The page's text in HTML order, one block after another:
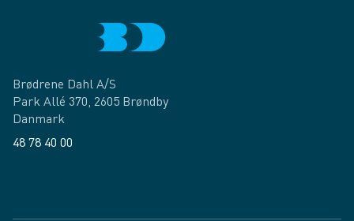
Brødrene Dahl A/S
Park Allé 370, 2605 Brøndby
Danmark
48 78 40 00